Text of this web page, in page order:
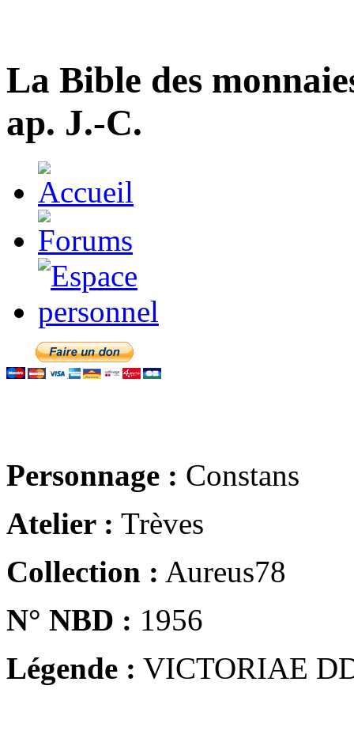
La Bible des
ap. J.-C.
Personnage : Constans
Atelier : Trèves
Collection : Aureus78
N° NBD : 1956
Légende : VICTORIAE